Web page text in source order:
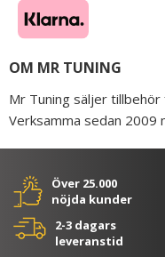
OM MR TUNING
Mr Tuning säljer
Verksamma sedan 2009
Över 25.000
nöjda kunder
2-3 dagars
leveranstid